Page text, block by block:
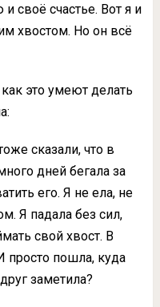
своё счастье. Вот я и
хвостом. Но он всё
это умеют делать
сказали, что в
дней бегала за
его. Я не ела, не
Я падала без сил,
свой хвост. В
просто пошла, куда
заметила?